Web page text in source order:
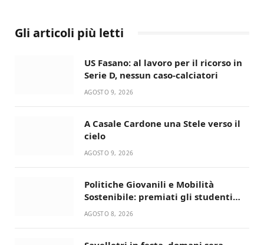
Gli articoli più letti
US Fasano: al lavoro per il ricorso in
Serie D, nessun caso-calciatori
AGOSTO 9, 2026
A Casale Cardone una Stele verso il
cielo
AGOSTO 9, 2026
Politiche Giovanili e Mobilità
Sostenibile: premiati gli studenti
universitari del bando “La strada
AGOSTO 8, 2026